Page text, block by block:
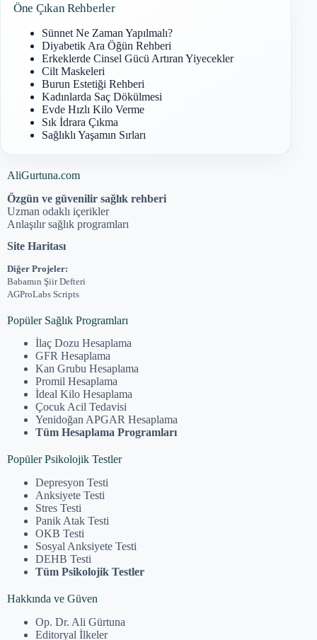
Öne Çıkan Rehberler
Sünnet Ne Zaman Yapılmalı?
Diyabetik Ara Öğün Rehberi
Erkeklerde Cinsel Gücü Artıran Yiyecekler
Cilt Maskeleri
Burun Estetiği Rehberi
Kadınlarda Saç Dökülmesi
Evde Hızlı Kilo Verme
Sık İdrara Çıkma
Sağlıklı Yaşamın Sırları
AliGurtuna.com
Özgün ve güvenilir sağlık rehberi
Uzman odaklı içerikler
Anlaşılır sağlık programları
Site Haritası
Diğer Projeler:
Babamın Şiir Defteri
AGProLabs Scripts
Popüler Sağlık Programları
İlaç Dozu Hesaplama
GFR Hesaplama
Kan Grubu Hesaplama
Promil Hesaplama
İdeal Kilo Hesaplama
Çocuk Acil Tedavisi
Yenidoğan APGAR Hesaplama
Tüm Hesaplama Programları
Popüler Psikolojik Testler
Depresyon Testi
Anksiyete Testi
Stres Testi
Panik Atak Testi
OKB Testi
Sosyal Anksiyete Testi
DEHB Testi
Tüm Psikolojik Testler
Hakkında ve Güven
Op. Dr. Ali Gürtuna
Editoryal İlkeler